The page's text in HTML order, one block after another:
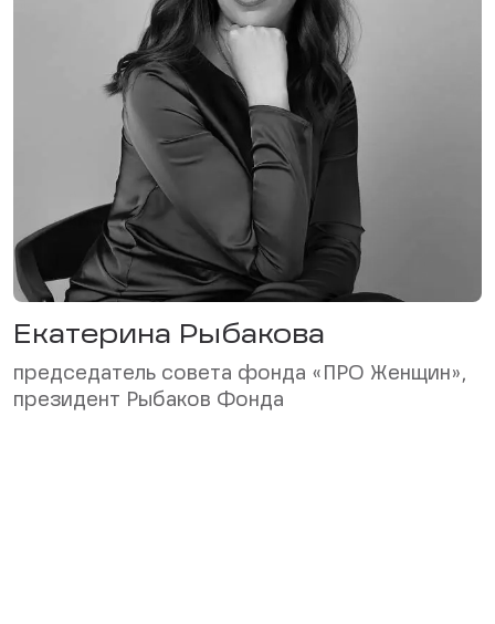
Екатерина Рыбакова
председатель совета фонда «ПРО Женщин»,
президент Рыбаков Фонда